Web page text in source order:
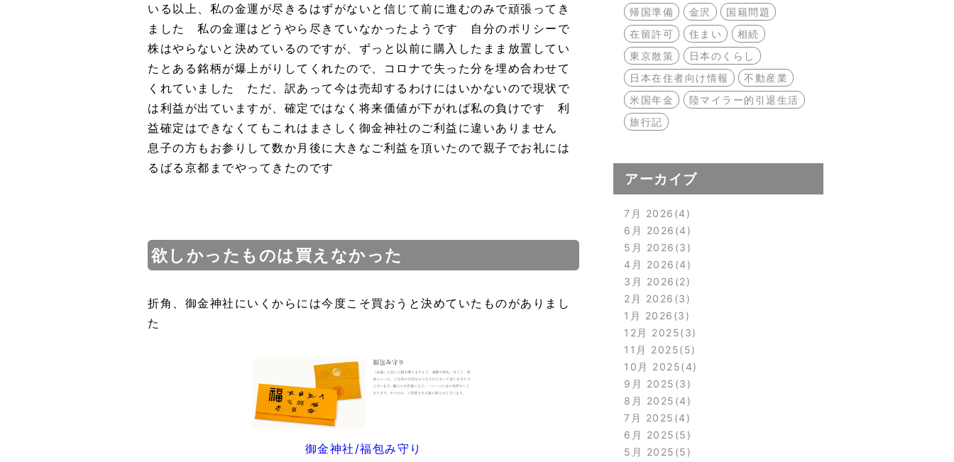
いる以上、私の金運が尽きるはずがないと信じて前に進むのみで頑張ってき
ました 私の金運はどうやら尽きていなかったようです 自分のポリシーで
株はやらないと決めているのですが、ずっと以前に購入したまま放置してい
たとある銘柄が爆上がりしてくれたので、コロナで失った分を埋め合わせて
くれていました ただ、訳あって今は売却するわけにはいかないので現状で
は利益が出ていますが、確定ではなく将来価値が下がれば私の負けです 利
益確定はできなくてもこれはまさしく御金神社のご利益に違いありません
息子の方もお参りして数か月後に大きなご利益を頂いたので親子でお礼には
るばる京都までやってきたのです
欲しかったものは買えなかった
折角、御金神社にいくからには今度こそ買おうと決めていたものがありまし
た
御金神社/福包み守り
帰国準備
金沢
国籍問題
在留許可
住まい
相続
東京散策
日本のくらし
日本在住者向け情報
不動産業
米国年金
陸マイラー的引退生活
旅行記
アーカイブ
7月 2026 4
6月 2026 4
5月 2026 3
4月 2026 4
3月 2026 2
2月 2026 3
1月 2026 3
12月 2025 3
11月 2025 5
10月 2025 4
9月 2025 3
8月 2025 4
7月 2025 4
6月 2025 5
5月 2025 5